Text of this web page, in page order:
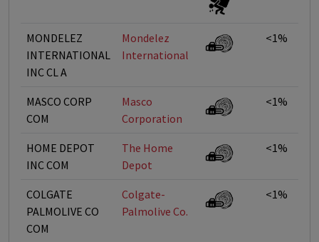
MONDELEZ
INTERNATIONAL
INC CL A
Mondelez
International
<1%
MASCO CORP
COM
Masco
Corporation
<1%
HOME DEPOT
INC COM
The Home
Depot
<1%
COLGATE
PALMOLIVE CO
COM
Colgate-
Palmolive Co.
<1%